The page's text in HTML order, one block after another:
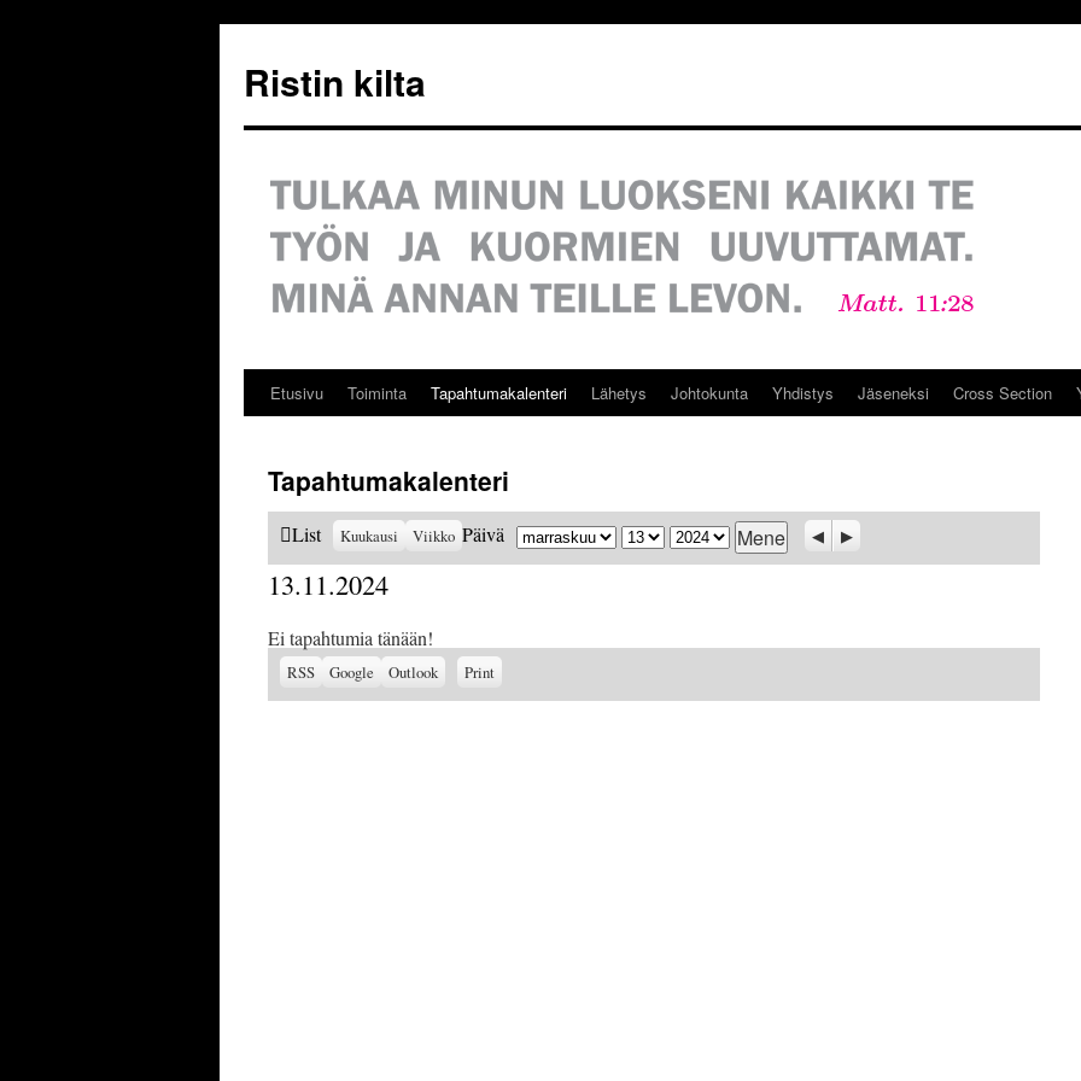
Ristin kilta
Etusivu Toiminta Tapahtumakalenteri Lähetys Johtokunta Yhdistys Jäseneksi Cross Section
Tapahtumakalenteri
View
as
List Kuukausi Viikko Päivä Kuukausi PäiväVuosi Previous
Seuraava
13.11.2024
Ei tapahtumia tänään!
RSS
Subscribe
Google
Subscribe
Outlook Print